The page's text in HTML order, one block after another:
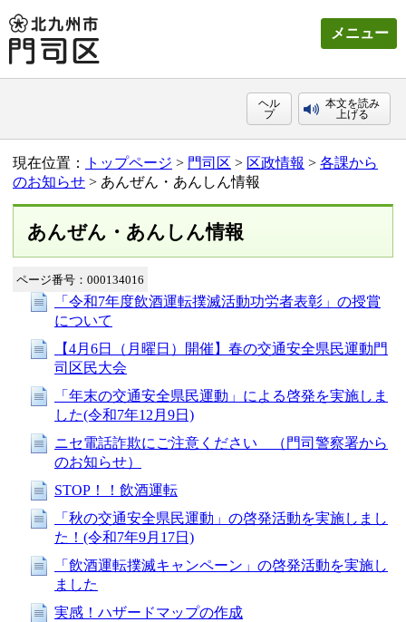
メニュー
ヘル
プ
本文を読み
上げる
現在位置： トップページ > 門司区 > 区政情報 > 各課から
のお知らせ > あんぜん・あんしん情報
あんぜん・あんしん情報
ページ番号：000134016
「令和7年度飲酒運転撲滅活動功労者表彰」の授賞
について
【4月6日（月曜日）開催】春の交通安全県民運動門
司区民大会
「年末の交通安全県民運動」による啓発を実施しま
した(令和7年12月9日)
ニセ電話詐欺にご注意ください （門司警察署から
のお知らせ）
STOP！！飲酒運転
「秋の交通安全県民運動」の啓発活動を実施しまし
た！(令和7年9月17日)
「飲酒運転撲滅キャンペーン」の啓発活動を実施し
ました
実感！ハザードマップの作成